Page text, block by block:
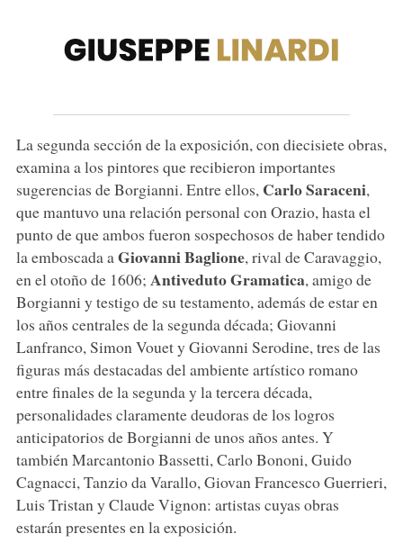
La segunda sección de la exposición, con diecisiete obras,
examina a los pintores que recibieron importantes
sugerencias de Borgianni. Entre ellos, Carlo Saraceni,
que mantuvo una relación personal con Orazio, hasta el
punto de que ambos fueron sospechosos de haber tendido
la emboscada a Giovanni Baglione, rival de Caravaggio,
en el otoño de 1606; Antiveduto Gramatica, amigo de
Borgianni y testigo de su testamento, además de estar en
los años centrales de la segunda década; Giovanni
Lanfranco, Simon Vouet y Giovanni Serodine, tres de las
figuras más destacadas del ambiente artístico romano
entre finales de la segunda y la tercera década,
personalidades claramente deudoras de los logros
anticipatorios de Borgianni de unos años antes. Y
también Marcantonio Bassetti, Carlo Bononi, Guido
Cagnacci, Tanzio da Varallo, Giovan Francesco Guerrieri,
Luis Tristan y Claude Vignon: artistas cuyas obras
estarán presentes en la exposición.